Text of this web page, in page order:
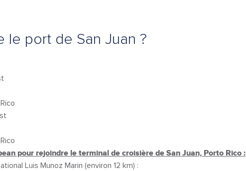
le port de San Juan ?
pour rejoindre le terminal de croisière de San Juan, Porto Rico :
Luis Munoz Marin (environ 12 km) :